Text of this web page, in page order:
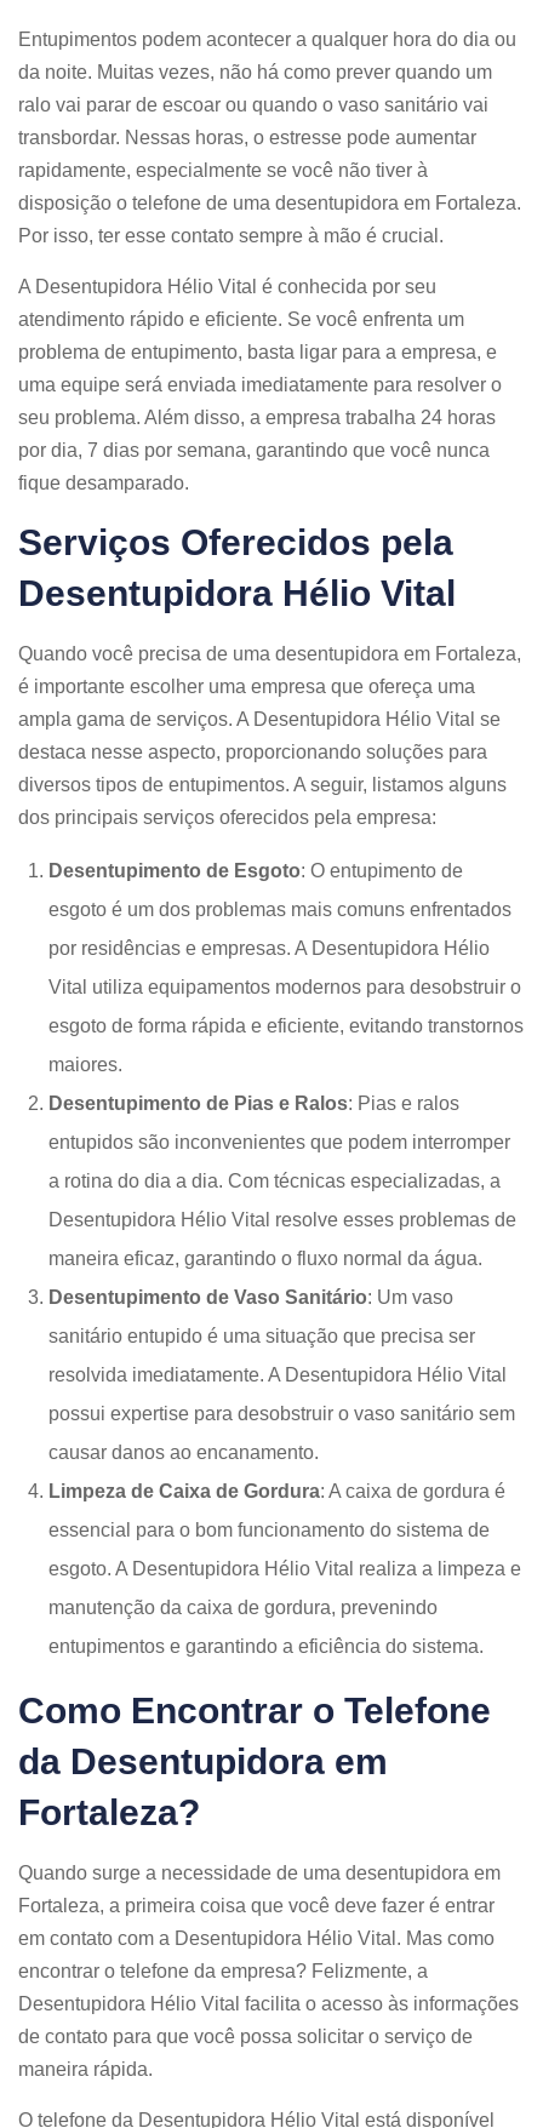
Entupimentos podem acontecer a qualquer hora do dia ou
da noite. Muitas vezes, não há como prever quando um
ralo vai parar de escoar ou quando o vaso sanitário vai
transbordar. Nessas horas, o estresse pode aumentar
rapidamente, especialmente se você não tiver à
disposição o telefone de uma desentupidora em Fortaleza.
Por isso, ter esse contato sempre à mão é crucial.
A Desentupidora Hélio Vital é conhecida por seu
atendimento rápido e eficiente. Se você enfrenta um
problema de entupimento, basta ligar para a empresa, e
uma equipe será enviada imediatamente para resolver o
seu problema. Além disso, a empresa trabalha 24 horas
por dia, 7 dias por semana, garantindo que você nunca
fique desamparado.
Serviços Oferecidos pela
Desentupidora Hélio Vital
Quando você precisa de uma desentupidora em Fortaleza,
é importante escolher uma empresa que ofereça uma
ampla gama de serviços. A Desentupidora Hélio Vital se
destaca nesse aspecto, proporcionando soluções para
diversos tipos de entupimentos. A seguir, listamos alguns
dos principais serviços oferecidos pela empresa:
Desentupimento de Esgoto: O entupimento de
esgoto é um dos problemas mais comuns enfrentados
por residências e empresas. A Desentupidora Hélio
Vital utiliza equipamentos modernos para desobstruir o
esgoto de forma rápida e eficiente, evitando transtornos
maiores.
Desentupimento de Pias e Ralos: Pias e ralos
entupidos são inconvenientes que podem interromper
a rotina do dia a dia. Com técnicas especializadas, a
Desentupidora Hélio Vital resolve esses problemas de
maneira eficaz, garantindo o fluxo normal da água.
Desentupimento de Vaso Sanitário: Um vaso
sanitário entupido é uma situação que precisa ser
resolvida imediatamente. A Desentupidora Hélio Vital
possui expertise para desobstruir o vaso sanitário sem
causar danos ao encanamento.
Limpeza de Caixa de Gordura: A caixa de gordura é
essencial para o bom funcionamento do sistema de
esgoto. A Desentupidora Hélio Vital realiza a limpeza e
manutenção da caixa de gordura, prevenindo
entupimentos e garantindo a eficiência do sistema.
Como Encontrar o Telefone
da Desentupidora em
Fortaleza?
Quando surge a necessidade de uma desentupidora em
Fortaleza, a primeira coisa que você deve fazer é entrar
em contato com a Desentupidora Hélio Vital. Mas como
encontrar o telefone da empresa? Felizmente, a
Desentupidora Hélio Vital facilita o acesso às informações
de contato para que você possa solicitar o serviço de
maneira rápida.
O telefone da Desentupidora Hélio Vital está disponível